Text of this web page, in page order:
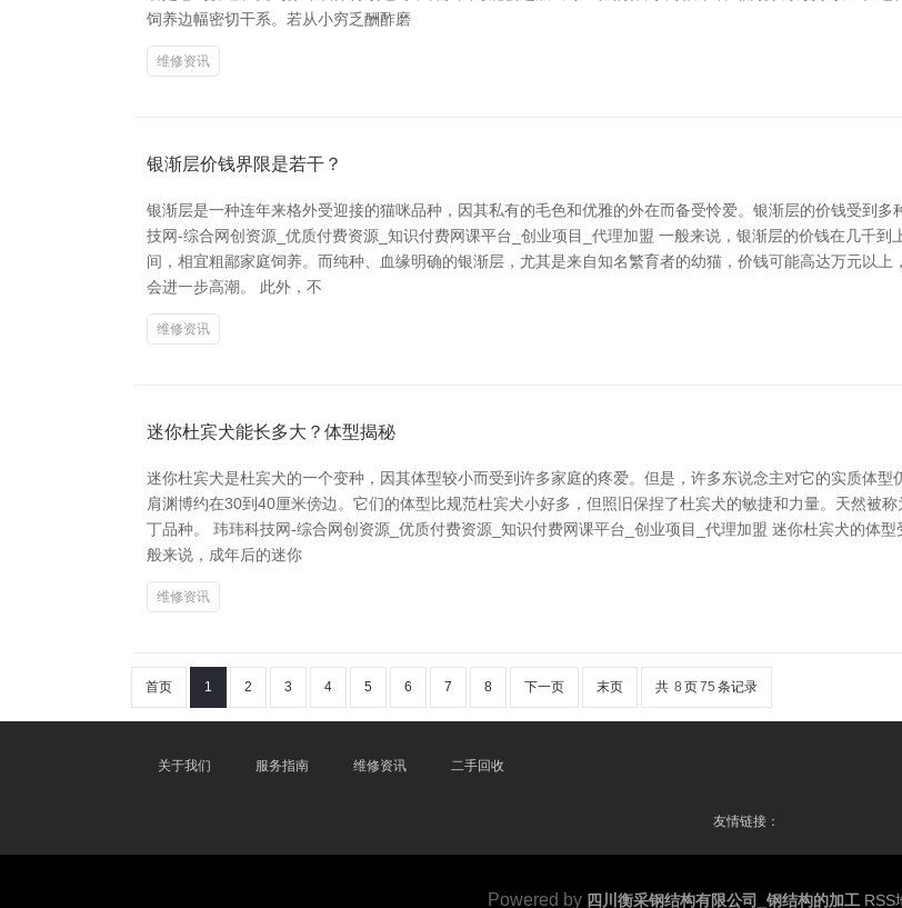
饲养边幅密切干系。若从小穷乏酬酢磨
维修资讯
银渐层价钱界限是若干？
银渐层是一种连年来格外受迎接的猫咪品种，因其私有的毛色和优雅的外在而备受怜爱。银渐层的价钱受到
技网-综合网创资源_优质付费资源_知识付费网课平台_创业项目_代理加盟 一般来说，银渐层的价钱在几千
间，相宜粗鄙家庭饲养。而纯种、血缘明确的银渐层，尤其是来自知名繁育者的幼猫，价钱可能高达万元以
会进一步高潮。 此外，不
维修资讯
迷你杜宾犬能长多大？体型揭秘
迷你杜宾犬是杜宾犬的一个变种，因其体型较小而受到许多家庭的疼爱。但是，许多东说念主对它的实质体
肩渊博约在30到40厘米傍边。它们的体型比规范杜宾犬小好多，但照旧保捏了杜宾犬的敏捷和力量。天然被
丁品种。 玮玮科技网-综合网创资源_优质付费资源_知识付费网课平台_创业项目_代理加盟 迷你杜宾犬的体
般来说，成年后的迷你
维修资讯
首页 1 2 3 4 5 6 7 8 下一页 末页 共 8 页75 条记录
关于我们 服务指南 维修资讯 二手回收
友情链接：
Powered by 四川衡采钢结构有限公司_钢结构的加工 RSS